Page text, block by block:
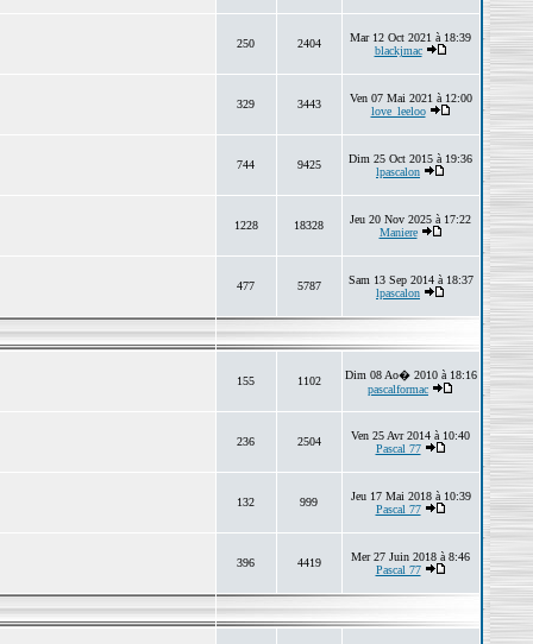
250 2404
Mar 12 Oct 2021 à 18:39
blackjmac
329 3443
Ven 07 Mai 2021 à 12:00
love_leeloo
744 9425
Dim 25 Oct 2015 à 19:36
lpascalon
1228 18328
Jeu 20 Nov 2025 à 17:22
Maniere
477 5787
Sam 13 Sep 2014 à 18:37
lpascalon
155 1102
Dim 08 Ao� 2010 à 18:16
pascalformac
236 2504
Ven 25 Avr 2014 à 10:40
Pascal 77
132 999
Jeu 17 Mai 2018 à 10:39
Pascal 77
396 4419
Mer 27 Juin 2018 à 8:46
Pascal 77